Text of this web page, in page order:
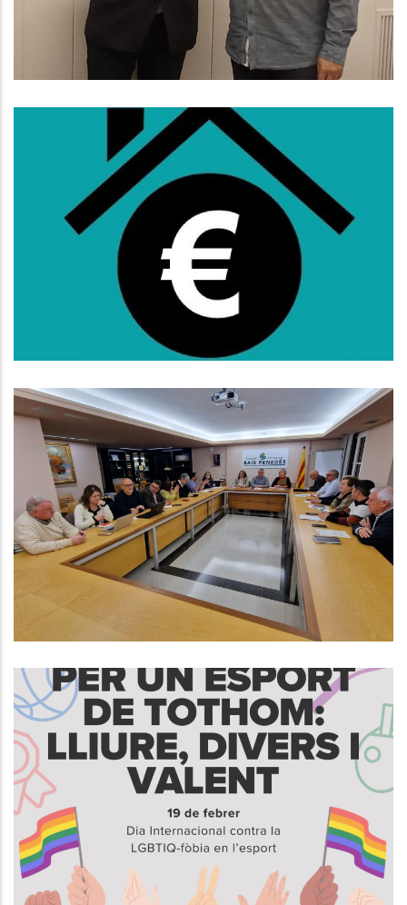
Oberta La Convocatòria De
Subvencions Al Lloguer Per A
L'any 2025
S. socials
El Consell D’Alcaldes Del Baix
Penedès Exigeix Millorar El
Finançament Dels Serveis Socials
De La Comarca
S. socials
19 De Febrer, Dia Internacional
Contra La LGBTIQ-Fòbia En
S. socials